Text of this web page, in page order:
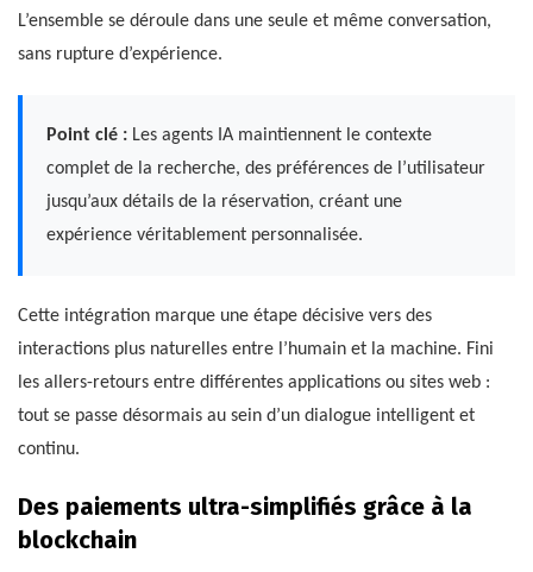
L’ensemble se déroule dans une seule et même conversation,
sans rupture d’expérience.
Point clé : Les agents IA maintiennent le contexte
complet de la recherche, des préférences de l’utilisateur
jusqu’aux détails de la réservation, créant une
expérience véritablement personnalisée.
Cette intégration marque une étape décisive vers des
interactions plus naturelles entre l’humain et la machine. Fini
les allers-retours entre différentes applications ou sites web :
tout se passe désormais au sein d’un dialogue intelligent et
continu.
Des paiements ultra-simplifiés grâce à la
blockchain